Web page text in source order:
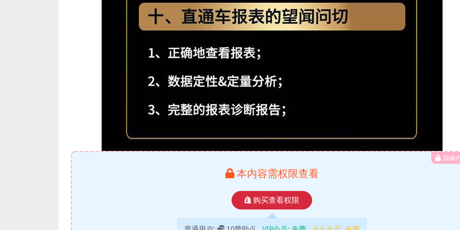
隐藏
本内容需权限查看
购买查看权限